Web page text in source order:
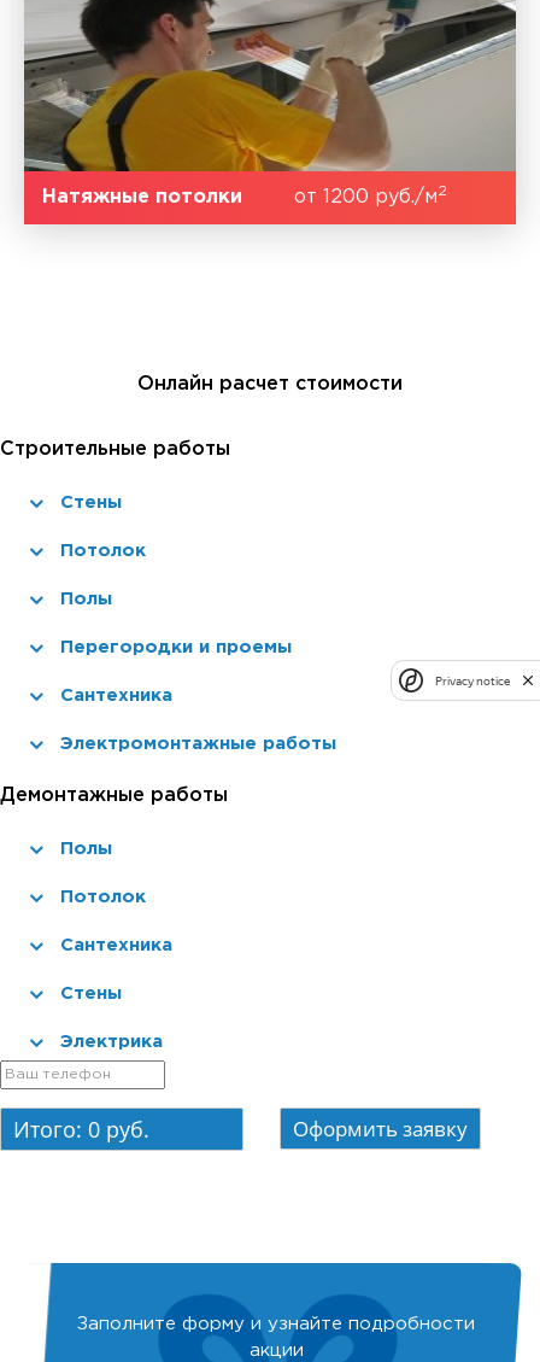
Натяжные потолки от 1200 руб./м2
Онлайн расчет стоимости
Строительные работы
Стены
Потолок
Полы
Перегородки и проемы
Сантехника
Электромонтажные работы
Демонтажные работы
Полы
Потолок
Сантехника
Стены
Электрика
Итого: 0руб.
Заполните форму и узнайте подробности
акции
Privacy notice